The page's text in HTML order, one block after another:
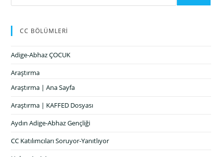
CC BÖLÜMLERİ
Adige-Abhaz ÇOCUK
Araştırma
Araştırma | Ana Sayfa
Araştırma | KAFFED Dosyası
Aydın Adige-Abhaz Gençliği
CC Katılımcıları Soruyor-Yanıtlıyor